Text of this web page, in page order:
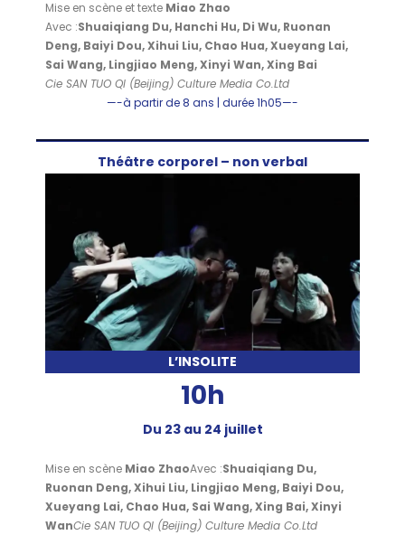
Mise en scène et texte Miao Zhao
Avec :Shuaiqiang Du, Hanchi Hu, Di Wu, Ruonan
Deng, Baiyi Dou, Xihui Liu, Chao Hua, Xueyang Lai,
Sai Wang, Lingjiao Meng, Xinyi Wan, Xing Bai
Cie SAN TUO QI (Beijing) Culture Media Co.Ltd
—-à partir de 8 ans | durée 1h05—-
Théâtre corporel – non verbal
L’INSOLITE
10h
Du 23 au 24 juillet
Mise en scène Miao ZhaoAvec :Shuaiqiang Du,
Ruonan Deng, Xihui Liu, Lingjiao Meng, Baiyi Dou,
Xueyang Lai, Chao Hua, Sai Wang, Xing Bai, Xinyi
WanCie SAN TUO QI (Beijing) Culture Media Co.Ltd